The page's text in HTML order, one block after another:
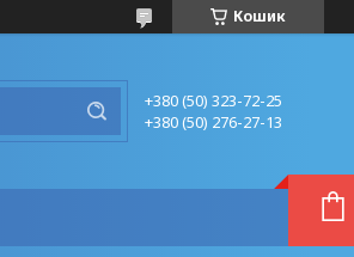
Кошик
+380 (50) 323-72-25
+380 (50) 276-27-13